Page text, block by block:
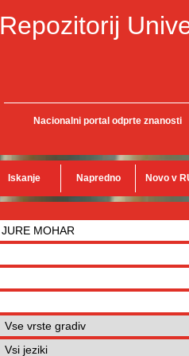
Repozitorij
Nacionalni portal odprte znanosti
Iskanje Napredno Novo v